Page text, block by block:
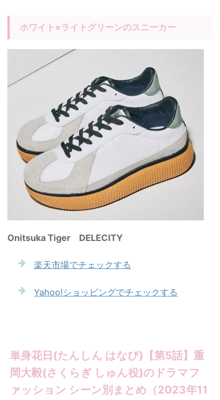
ホワイト×ライトグリーンのスニーカー
Onitsuka Tiger DELECITY
楽天市場でチェックする
Yahoo!ショッピングでチェックする
単身花日(たんしん はなび)【第5話】重
岡大毅(さくらぎ しゅん役)のドラマフ
ァッション シーン別まとめ（2023年11